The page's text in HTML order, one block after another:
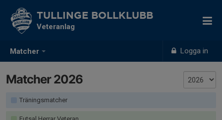
Matcher Logga in
TULLINGE BOLLKLUBB
Veteranlag
Matcher 2026
Träningsmatcher